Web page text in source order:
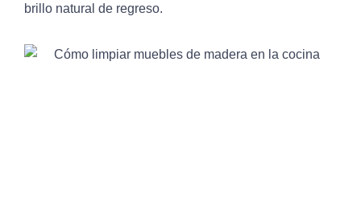
brillo natural de regreso.